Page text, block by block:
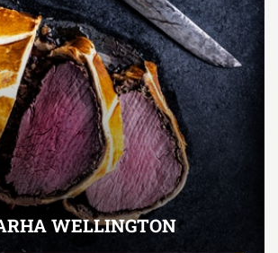
WELLINGTON